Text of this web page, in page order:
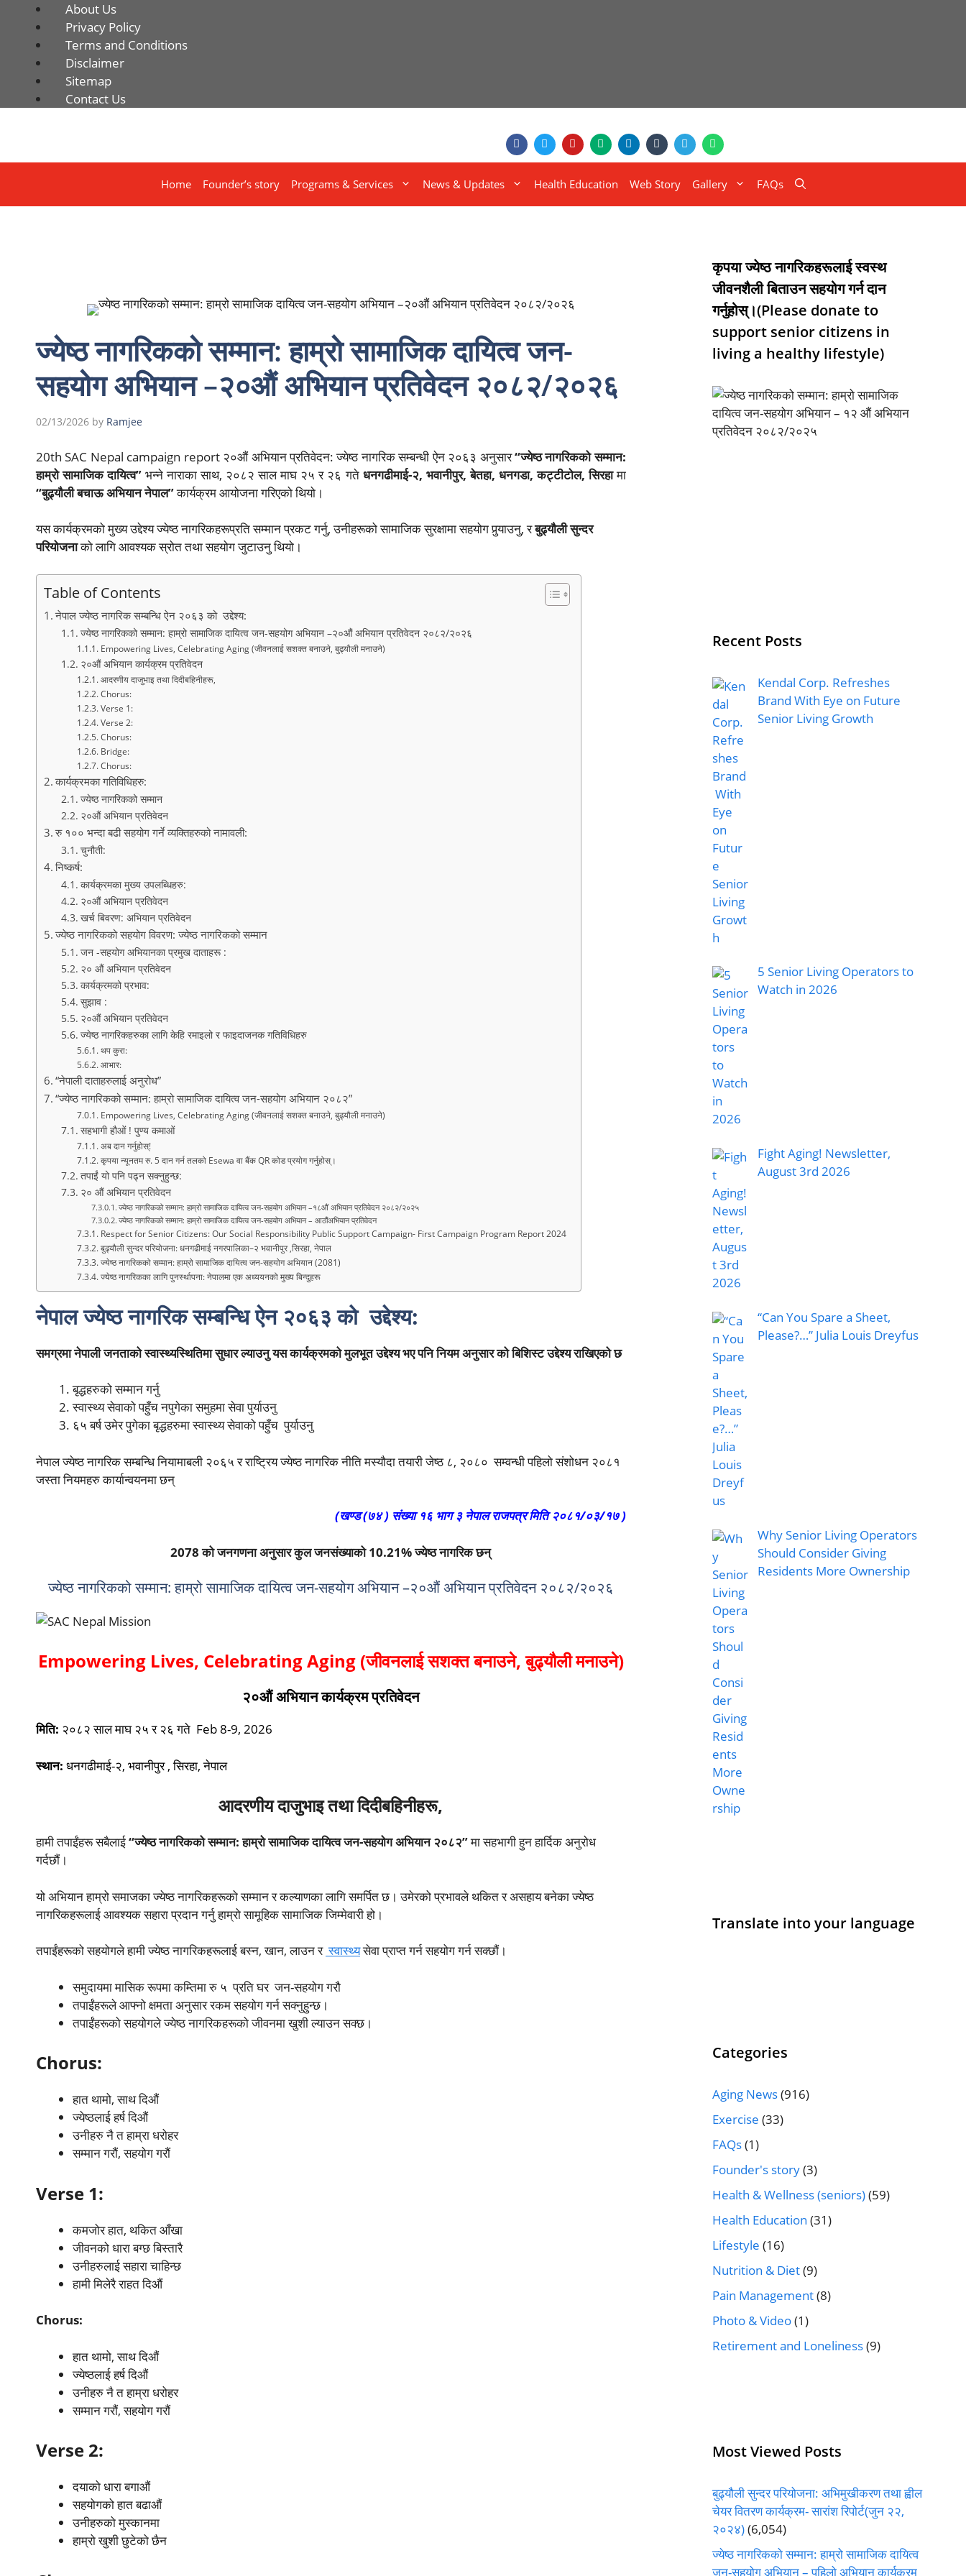
About Us
Privacy Policy
Terms and Conditions
Disclaimer
Sitemap
Contact Us
Home Founder’s story Programs & Services News & Updates Health Education Web Story Gallery FAQs
ज्येष्ठ नागरिकको सम्मान: हाम्रो सामाजिक दायित्व जन-
सहयोग अभियान –२०औं अभियान प्रतिवेदन २०८२/२०२६
02/13/2026 by Ramjee
20th SAC Nepal campaign report २०औं अभियान प्रतिवेदन: ज्येष्ठ नागरिक सम्बन्धी ऐन २०६३ अनुसार“ज्येष्ठ नागरिकको सम्मान:
हाम्रो सामाजिक दायित्व” भन्ने नाराका साथ, २०८२ साल माघ २५ र २६ गते धनगढीमाई-२, भवानीपुर, बेतहा, धनगडा, कट्टीटोल, सिरहामा
“बुढ्यौली बचाऊ अभियान नेपाल”कार्यक्रम आयोजना गरिएको थियो।
यस कार्यक्रमको मुख्य उद्देश्य ज्येष्ठ नागरिकहरूप्रति सम्मान प्रकट गर्नु, उनीहरूको सामाजिक सुरक्षामा सहयोग पुर्‍याउनु, रबुढ्यौली सुन्दर
परियोजनाको लागि आवश्यक स्रोत तथा सहयोग जुटाउनु थियो।
Table of Contents
नेपाल ज्येष्ठ नागरिक सम्बन्धि ऐन २०६३ को उद्देश्य:
ज्येष्ठ नागरिकको सम्मान: हाम्रो सामाजिक दायित्व जन-सहयोग अभियान –२०औं अभियान प्रतिवेदन २०८२/२०२६
Empowering Lives, Celebrating Aging (जीवनलाई सशक्त बनाउने, बुढ्यौली मनाउने)
२०औं अभियान कार्यक्रम प्रतिवेदन
आदरणीय दाजुभाइ तथा दिदीबहिनीहरू,
Chorus:
Verse 1:
Verse 2:
Chorus:
Bridge:
Chorus:
कार्यक्रमका गतिविधिहरु:
ज्येष्ठ नागरिकको सम्मान
२०औं अभियान प्रतिवेदन
रु १०० भन्दा बढी सहयोग गर्ने व्यक्तिहरुको नामावली:
चुनौती:
निष्कर्ष:
कार्यक्रमका मुख्य उपलब्धिहरु:
२०औं अभियान प्रतिवेदन
खर्च बिवरण: अभियान प्रतिवेदन
ज्येष्ठ नागरिकको सहयोग विवरण: ज्येष्ठ नागरिकको सम्मान
जन -सहयोग अभियानका प्रमुख दाताहरू :
२० औं अभियान प्रतिवेदन
कार्यक्रमको प्रभाव:
सुझाव :
२०औं अभियान प्रतिवेदन
ज्येष्ठ नागरिकहरुका लागि केहि रमाइलो र फाइदाजनक गतिविधिहरु
थप कुरा:
आभार:
“नेपाली दाताहरुलाई अनुरोध”
“ज्येष्ठ नागरिकको सम्मान: हाम्रो सामाजिक दायित्व जन-सहयोग अभियान २०८२”
Empowering Lives, Celebrating Aging (जीवनलाई सशक्त बनाउने, बुढ्यौली मनाउने)
सहभागी हौओं ! पुण्य कमाओं
अब दान गर्नुहोस्!
कृपया न्यूनतम रु. 5 दान गर्न तलको Esewa वा बैंक QR कोड प्रयोग गर्नुहोस्।
तपाईं यो पनि पढ्न सक्नुहुन्छ:
२० औं अभियान प्रतिवेदन
ज्येष्ठ नागरिकको सम्मान: हाम्रो सामाजिक दायित्व जन-सहयोग अभियान –१८औं अभियान प्रतिवेदन २०८२/२०२५
ज्येष्ठ नागरिकको सम्मान: हाम्रो सामाजिक दायित्व जन-सहयोग अभियान – आठौंअभियान प्रतिवेदन
Respect for Senior Citizens: Our Social Responsibility Public Support Campaign- First Campaign Program Report 2024
बुढ्यौली सुन्दर परियोजना: धनगढीमाई नगरपालिका–२ भवानीपुर ,सिरहा, नेपाल
ज्येष्ठ नागरिकको सम्मान: हाम्रो सामाजिक दायित्व जन-सहयोग अभियान (2081)
ज्येष्ठ नागरिकका लागि पुनर्स्थापना: नेपालमा एक अध्ययनको मुख्य बिन्दुहरू
नेपाल ज्येष्ठ नागरिक सम्बन्धि ऐन २०६३ को उद्देश्य:
समग्रमा नेपाली जनताको स्वास्थ्यस्थितिमा सुधार ल्याउनु यस कार्यक्रमको मुलभूत उद्देश्य भए पनि नियम अनुसार को बिशिस्ट उद्देश्य राखिएको छ
बृद्धहरुको सम्मान गर्नु
स्वास्थ्य सेवाको पहुँच नपुगेका समुहमा सेवा पुर्याउनु
६५ बर्ष उमेर पुगेका बृद्धहरुमा स्वास्थ्य सेवाको पहुँच पुर्याउनु
नेपाल ज्येष्ठ नागरिक सम्बन्धि नियामाबली २०६५ र राष्ट्रिय ज्येष्ठ नागरिक नीति मस्यौदा तयारी जेष्ठ ८, २०८० सम्वन्धी पहिलो संशोधन २०८१
जस्ता नियमहरु कार्यान्वयनमा छन्
(खण्ड (७४ ) संख्या १६ भाग ३ नेपाल राजपत्र मिति २०८१/०३/१७ )
2078 को जनगणना अनुसार कुल जनसंख्याको 10.21% ज्येष्ठ नागरिक छन्
ज्येष्ठ नागरिकको सम्मान: हाम्रो सामाजिक दायित्व जन-सहयोग अभियान –२०औं अभियान प्रतिवेदन २०८२/२०२६
Empowering Lives, Celebrating Aging (जीवनलाई सशक्त बनाउने, बुढ्यौली मनाउने)
२०औं अभियानकार्यक्रम प्रतिवेदन
मिति: २०८२ साल माघ २५ र २६ गते Feb 8-9, 2026
स्थान: धनगढीमाई-२, भवानीपुर , सिरहा, नेपाल
आदरणीय दाजुभाइ तथा दिदीबहिनीहरू,
हामी तपाईंहरू सबैलाई“ज्येष्ठ नागरिकको सम्मान: हाम्रो सामाजिक दायित्व जन-सहयोग अभियान २०८२”मा सहभागी हुन हार्दिक अनुरोध
गर्दछौं।
यो अभियान हाम्रो समाजका ज्येष्ठ नागरिकहरूको सम्मान र कल्याणका लागि समर्पित छ। उमेरको प्रभावले थकित र असहाय बनेका ज्येष्ठ
नागरिकहरूलाई आवश्यक सहारा प्रदान गर्नु हाम्रो सामूहिक सामाजिक जिम्मेवारी हो।
तपाईंहरूको सहयोगले हामी ज्येष्ठ नागरिकहरूलाई बस्न, खान, लाउन र स्वास्थ्यसेवा प्राप्त गर्न सहयोग गर्न सक्छौं।
समुदायमा मासिक रूपमा कम्तिमा रु ५ प्रति घर जन-सहयोग गरौ
तपाईंहरूले आफ्नो क्षमता अनुसार रकम सहयोग गर्न सक्नुहुन्छ।
तपाईंहरूको सहयोगले ज्येष्ठ नागरिकहरूको जीवनमा खुशी ल्याउन सक्छ।
Chorus:
हात थामो, साथ दिऔं
ज्येष्ठलाई हर्ष दिऔं
उनीहरु नै त हाम्रा धरोहर
सम्मान गरौं, सहयोग गरौं
Verse 1:
कमजोर हात, थकित आँखा
जीवनको धारा बग्छ बिस्तारै
उनीहरुलाई सहारा चाहिन्छ
हामी मिलेरै राहत दिऔं
Chorus:
हात थामो, साथ दिऔं
ज्येष्ठलाई हर्ष दिऔं
उनीहरु नै त हाम्रा धरोहर
सम्मान गरौं, सहयोग गरौं
Verse 2:
दयाको धारा बगाऔं
सहयोगको हात बढाऔं
उनीहरुको मुस्कानमा
हाम्रो खुशी छुटेको छैन
कृपया ज्येष्ठ नागरिकहरूलाई स्वस्थ
जीवनशैली बिताउन सहयोग गर्न दान
गर्नुहोस्।(Please donate to
support senior citizens in
living a healthy lifestyle)
Recent Posts
Kendal Corp. Refreshes
Brand With Eye on Future
Senior Living Growth
5 Senior Living Operators to
Watch in 2026
Fight Aging! Newsletter,
August 3rd 2026
“Can You Spare a Sheet,
Please?…” Julia Louis Dreyfus
Why Senior Living Operators
Should Consider Giving
Residents More Ownership
Translate into your language
Categories
Aging News(916)
Exercise (33)
FAQs(1)
Founder's story(3)
Health & Wellness (seniors)(59)
Health Education (31)
Lifestyle (16)
Nutrition & Diet(9)
Pain Management(8)
Photo & Video(1)
Retirement and Loneliness(9)
Most Viewed Posts
बुढ्यौली सुन्दर परियोजना: अभिमुखीकरण तथा ह्वील
चेयर वितरण कार्यक्रम- सारांश रिपोर्ट(जुन २२,
२०२४)(6,054)
ज्येष्ठ नागरिकको सम्मान: हाम्रो सामाजिक दायित्व
जन-सहयोग अभियान – पहिलो अभियान कार्यक्रम